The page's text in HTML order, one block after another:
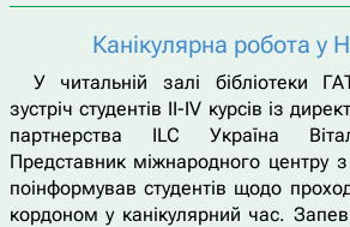
Канікулярна робота у
У читальній залі бібліотеки
зустріч студентів ІІ-IV курсів із
партнерства ILC Україна
Представник міжнародного центру
поінформував студентів щодо
кордоном у канікулярний час.